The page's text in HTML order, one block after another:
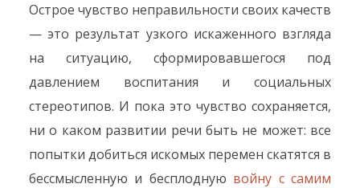
Острое чувство неправильности своих качеств
— это результат узкого искаженного взгляда
на ситуацию, сформировавшегося под
давлением воспитания и социальных
стереотипов. И пока это чувство сохраняется,
ни о каком развитии речи быть не может: все
попытки добиться искомых перемен скатятся в
бессмысленную и бесплодную войну с самим